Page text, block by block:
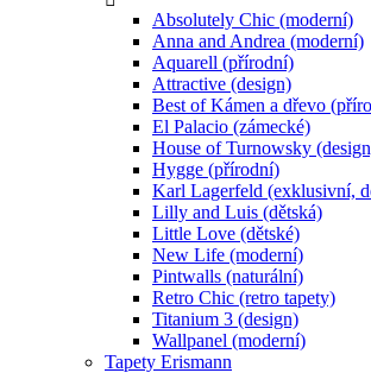
Absolutely Chic (moderní)
Anna and Andrea (moderní)
Aquarell (přírodní)
Attractive (design)
Best of Kámen a dřevo
El Palacio (zámecké)
House of Turnowsky
Hygge (přírodní)
Karl Lagerfeld (exklusivní,
Lilly and Luis (dětská)
Little Love (dětské)
New Life (moderní)
Pintwalls (naturální)
Retro Chic (retro tapety)
Titanium 3 (design)
Wallpanel (moderní)
Tapety Erismann